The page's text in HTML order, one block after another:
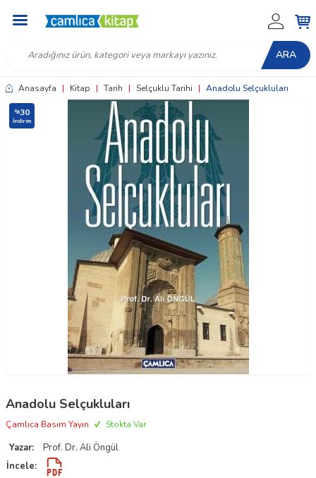
ARA
Anasayfa | Kitap | Tarih | Selçuklu Tarihi | Anadolu Selçukluları
%30
İndirim
Anadolu Selçukluları
Çamlıca Basım Yayın Stokta Var
Yazar:
Prof. Dr. Ali Öngül
İncele: